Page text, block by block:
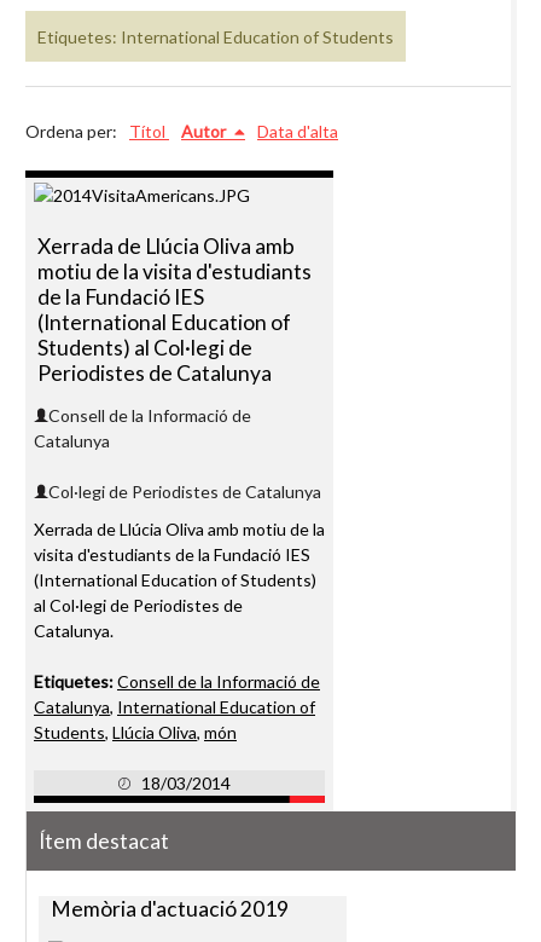
Etiquetes: International Education of Students
Ordena per: Títol Autor Data d'alta
Xerrada de Llúcia Oliva amb
motiu de la visita d'estudiants
de la Fundació IES
(International Education of
Students) al Col·legi de
Periodistes de Catalunya
Consell de la Informació de
Catalunya
Col·legi de Periodistes de Catalunya
Xerrada de Llúcia Oliva amb motiu de la
visita d'estudiants de la Fundació IES
(International Education of Students)
al Col·legi de Periodistes de
Catalunya.
Etiquetes:Consell de la Informació de
Catalunya, International Education of
Students, Llúcia Oliva, món
18/03/2014
Ítem destacat
Memòria d'actuació 2019